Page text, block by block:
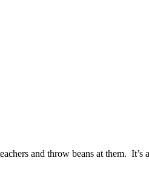
and throw beans at them.